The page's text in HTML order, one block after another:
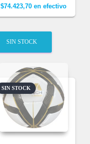
$74.423,70 en efectivo
SIN STOCK
SIN STOCK